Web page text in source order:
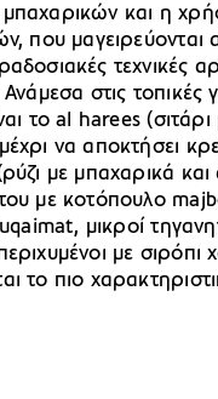
και η
που μαγειρεύονται
τεχνικές
στις τοπικές
το al harees
να αποκτήσει
με μπαχαρικά
με κοτόπουλο
μικροί
με σιρόπι
το πιο